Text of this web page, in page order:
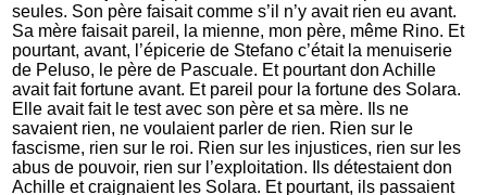
seules. Son père faisait comme s’il n’y avait rien eu avant.
Sa mère faisait pareil, la mienne, mon père, même Rino. Et
pourtant, avant, l’épicerie de Stefano c’était la menuiserie
de Peluso, le père de Pascuale. Et pourtant don Achille
avait fait fortune avant. Et pareil pour la fortune des Solara.
Elle avait fait le test avec son père et sa mère. Ils ne
savaient rien, ne voulaient parler de rien. Rien sur le
fascisme, rien sur le roi. Rien sur les injustices, rien sur les
abus de pouvoir, rien sur l’exploitation. Ils détestaient don
Achille et craignaient les Solara. Et pourtant, ils passaient